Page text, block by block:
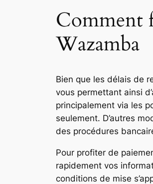
Comment
Wazamba
Bien que les délais de
vous permettant ainsi
principalement via les
seulement. D’autres
des procédures
Pour profiter de
rapidement vos
conditions de mise